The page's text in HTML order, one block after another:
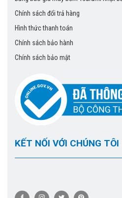
Chính sách đổi trả hàng
Hình thức thanh toán
Chính sách bảo hành
Chính sách bảo mật
KẾT NỐI VỚI CHÚNG TÔI